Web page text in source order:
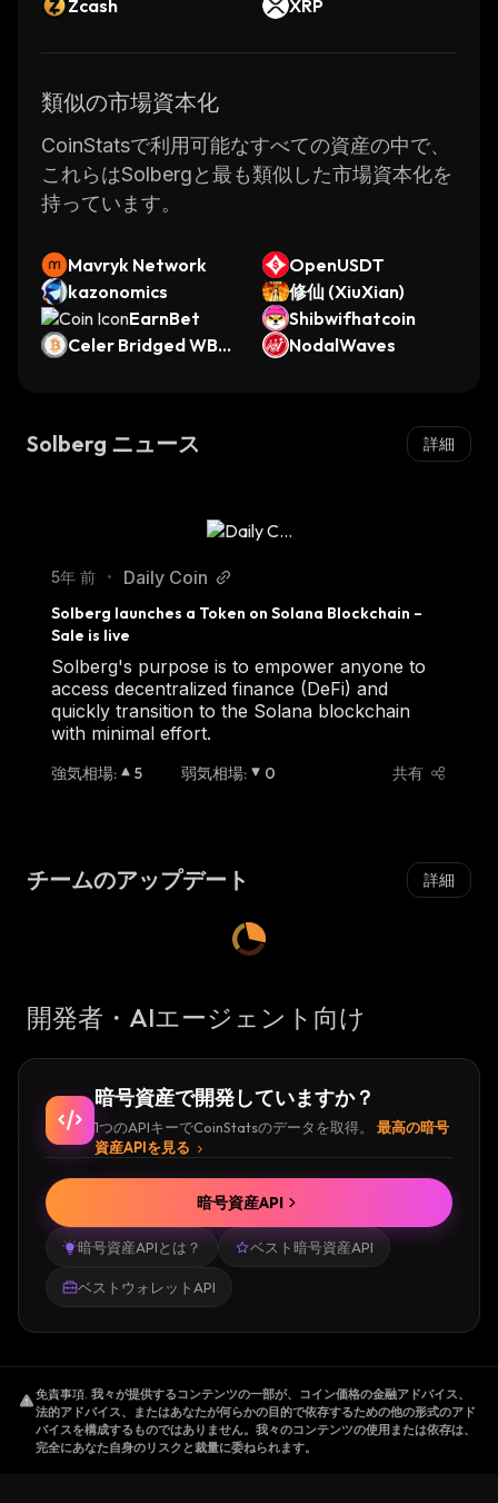
Zcash XRP
類似の市場資本化
CoinStatsで利用可能なすべての資産の中で、
これらはSolbergと最も類似した市場資本化を
持っています。
Mavryk Network
OpenUSDT
kazonomics
修仙 (XiuXian)
EarnBet
Shibwifhatcoin
Celer Bridged WBT
NodalWaves
Solberg ニュース 詳細
5年 前 • Daily Coin
Solberg launches a Token on Solana Blockchain –
Sale is live
Solberg's purpose is to empower anyone to
access decentralized finance (DeFi) and
quickly transition to the Solana blockchain
with minimal effort.
強気相場: 5 弱気相場: 0 共有
チームのアップデート 詳細
開発者・AIエージェント向け
暗号資産で開発していますか？
1つのAPIキーでCoinStatsのデータを取得。
最高の暗号
資産APIを見る
暗号資産APIとは？ ベスト暗号資産API
ベストウォレットAPI
暗号資産API
免責事項. 我々が提供するコンテンツの一部が、コイン価格の金融アドバイス、
法的アドバイス、またはあなたが何らかの目的で依存するための他の形式のアド
バイスを構成するものではありません。我々のコンテンツの使用または依存は、
完全にあなた自身のリスクと裁量に委ねられます。